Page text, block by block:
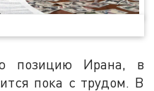
позицию Ирана, в
пока с трудом. В